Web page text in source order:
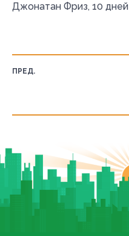
Джонатан Фриз, 10 дней
ПРЕД.